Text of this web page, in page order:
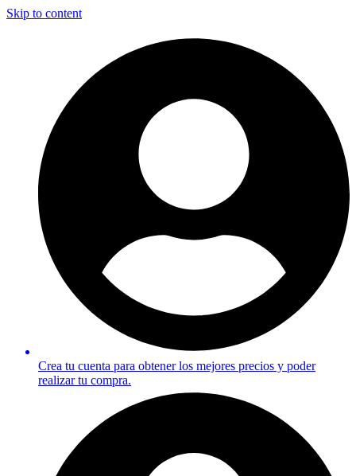
Skip to content
Crea tu cuenta para obtener los mejores precios y poder
realizar tu compra.